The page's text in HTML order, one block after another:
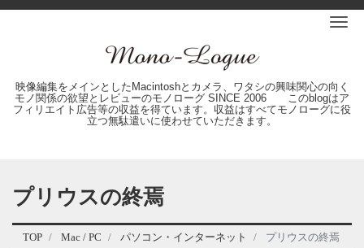
映像編集をメインとしたMacintoshとカメラ、ワタシの興味関心の向く
モノ関係の欲望とレビューのモノローグ SINCE 2006 このblogはア
フィリエイト広告等の収益を得ています。収益はすべてモノローグに役
立つ無駄遣いに使わせていただきます。
プリウスの終焉
TOP Mac / PC パソコン・インターネット プリウスの終焉